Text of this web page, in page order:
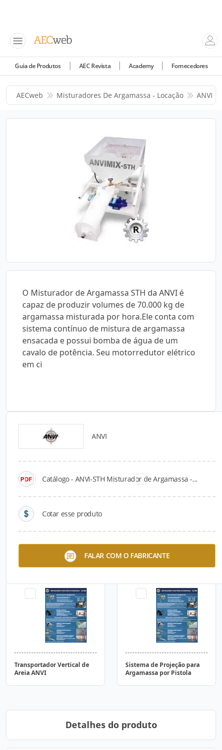
Guia de Produtos AEC Revista Academy Fornecedores
AECweb Misturadores De Argamassa - Locação ANVI
O Misturador de Argamassa STH da ANVI é
capaz de produzir volumes de 70.000 kg de
argamassa misturada por hora.Ele conta com
sistema contínuo de mistura de argamassa
ensacada e possui bomba de água de um
cavalo de potência. Seu motorredutor elétrico
em ci
ANVI
Catálogo - ANVI-STH Misturador de Argamassa -...
Cotar esse produto
FALAR COM O FABRICANTE
Catálogos para Download
ANVIJET-400 Projetor de
Argamassa - Venda
Transportador Vertical de
Areia ANVI
Sistema de Projeção para
Argamassa por Pistola
Detalhes do produto